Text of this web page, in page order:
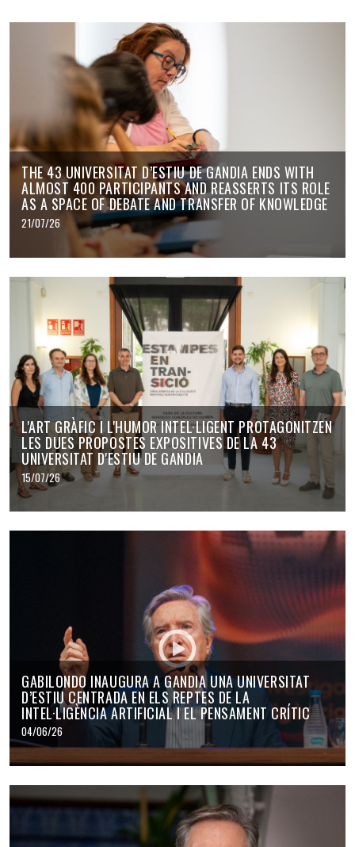
THE 43 UNIVERSITAT D’ESTIU DE GANDIA ENDS WITH
ALMOST 400 PARTICIPANTS AND REASSERTS ITS ROLE
AS A SPACE OF DEBATE AND TRANSFER OF KNOWLEDGE
21/07/26
L'ART GRÀFIC I L'HUMOR INTEL·LIGENT PROTAGONITZEN
LES DUES PROPOSTES EXPOSITIVES DE LA 43
UNIVERSITAT D'ESTIU DE GANDIA
15/07/26
GABILONDO INAUGURA A GANDIA UNA UNIVERSITAT
D’ESTIU CENTRADA EN ELS REPTES DE LA
INTEL·LIGÈNCIA ARTIFICIAL I EL PENSAMENT CRÍTIC
04/06/26